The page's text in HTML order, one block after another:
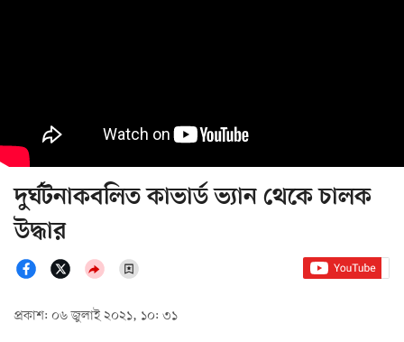
দুর্ঘটনাকবলিত কাভার্ড ভ্যান থেকে চালক
উদ্ধার
প্রকাশ: ০৬ জুলাই ২০২১, ১০: ৩১